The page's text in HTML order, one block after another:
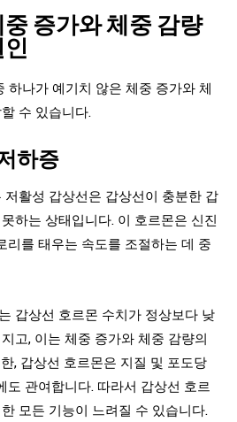
증가와 체중 감량
하나가 예기치 않은 체중 증가와 체
수 있습니다.
하증
활성 갑상선은 갑상선이 충분한 갑
하는 상태입니다. 이 호르몬은 신진
리를 태우는 속도를 조절하는 데 중
갑상선 호르몬 수치가 정상보다 낮
고, 이는 체중 증가와 체중 감량의
, 갑상선 호르몬은 지질 및 포도당
도 관여합니다. 따라서 갑상선 호르
모든 기능이 느려질 수 있습니다.